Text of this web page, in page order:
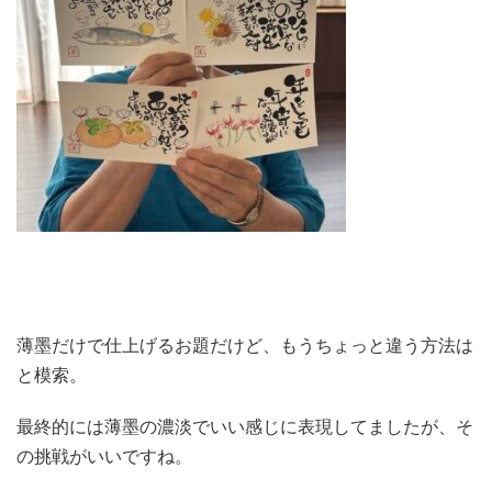
薄墨だけで仕上げるお題だけど、もうちょっと違う方法は
と模索。
最終的には薄墨の濃淡でいい感じに表現してましたが、そ
の挑戦がいいですね。